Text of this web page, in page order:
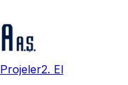
Projeler2. El